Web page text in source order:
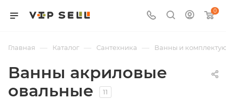
0
Главная — Каталог — Сантехника — Ванны и
Ванны акриловые
овальные
11